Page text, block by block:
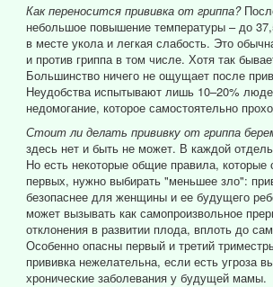
Как переносится прививка от гриппа?
небольшое повышение температуры – до
в месте укола и легкая слабость. Это
и против гриппа в том числе. Хотя так
Большинство ничего не ощущает после
Неудобства испытывают лишь 10–20%
недомогание, которое самостоятельно
Стоит ли делать прививку от гриппа
здесь нет и быть не может. В каждой
Но есть некоторые общие правила, которые
первых, нужно выбирать "меньшее зло":
безопаснее для женщины и ее будущего
может вызывать как самопроизвольное
отклонения в развитии плода, вплоть до
Особенно опасны первый и третий
прививка нежелательна, если есть угроза
хронические заболевания у будущей мамы.